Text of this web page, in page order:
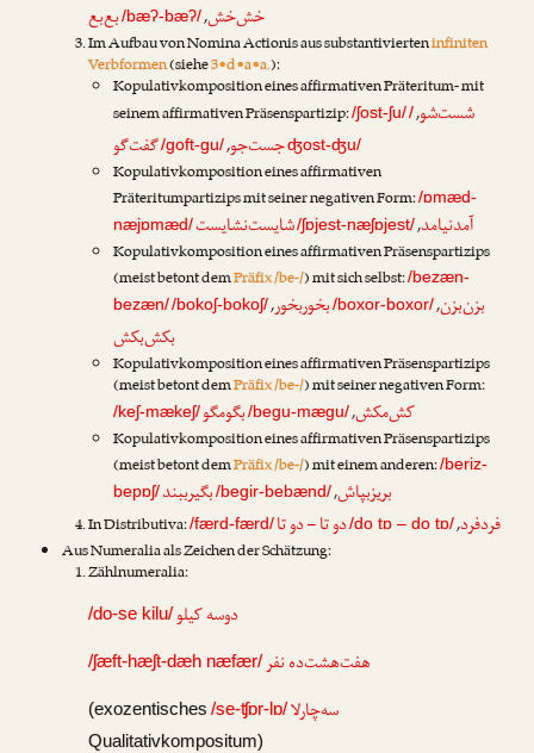
خش‌خش,
/bæʔ-bæʔ/بع‌بع
Im Aufbau von Nomina Actionis aus substantivierteninfiniten
Verbformen(siehe3•d•a•a.):
Kopulativkomposition eines affirmativen Präteritum- mit
seinem affirmativen Präsenspartizip:/ʃost-ʃu/ شست‌شو,
/
ʤost-ʤu/جست‌جو,
/goft-gu/گفت‌گو
Kopulativkomposition eines affirmativen
Präteritumpartizips mit seiner negativen Form:/ɒmæd-
næjɒmæd/
آمدنیامد,
/ʃɒjest-næʃɒjest/شایست‌نشایست
Kopulativkomposition eines affirmativen Präsenspartizips
(meist betont demPräfix /be-/) mit sich selbst:/bezæn-
bezæn/
بزن‌بزن,
/boxor-boxor/ بخوربخور,
/bokoʃ-bokoʃ/
بکش‌بکش
Kopulativkomposition eines affirmativen Präsenspartizips
(meist betont demPräfix /be-/) mit seiner negativen Form:
/keʃ-mækeʃ/ کش‌مکش,
/begu-mægu/ بگومگو
Kopulativkomposition eines affirmativen Präsenspartizips
(meist betont demPräfix /be-/) mit einem anderen:/beriz-
bepɒʃ/
بریزبپاش,
/begir-bebænd/ بگیرببند
In Distributiva:/færd-færd/ فردفرد,
/do tɒ – do tɒ/دو تا – دو تا
Aus Numeralia als Zeichen der Schätzung:
Zählnumeralia:
دوسه کیلو/do-se kilu/
هفت‌هشت‌ده نفر/ʃæft-hæʃt-dæh næfær/
سه‌چارلا/se-ʧɒr-lɒ/
(exozentisches
Qualitativkompositum)